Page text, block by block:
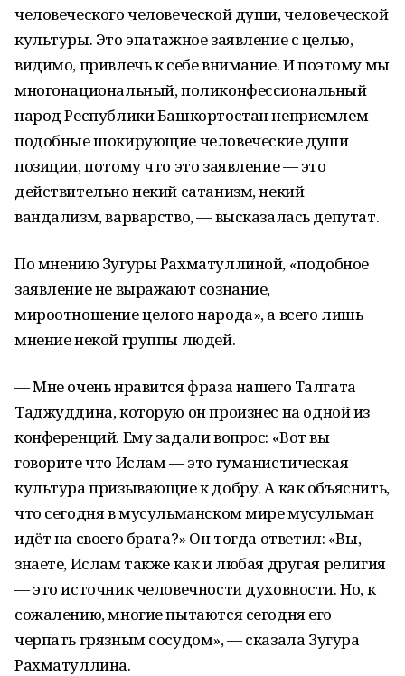
человеческого человеческой души, человеческой
культуры. Это эпатажное заявление сцелью,
видимо, привлечь ксебе внимание. Ипоэтому мы
многонациональный, поликонфессиональный
народ Республики Башкортостан неприемлем
подобные шокирующие человеческие души
позиции, потому что это заявление—это
действительно некий сатанизм, некий
вандализм, варварство,—высказалась депутат.
Помнению Зугуры Рахматуллиной, «подобное
заявление невыражают сознание,
мироотношение целого народа», а всего лишь
мнение некой группы людей.
—Мне очень нравится фраза нашего Талгата
Таджуддина, которую онпроизнес на одной из
конференций. Ему задали вопрос: «Вот вы
говорите что Ислам—это гуманистическая
культура призывающие кдобру. Акак объяснить,
что сегодня вмусульманском мире мусульман
идёт на своего брата?» Онтогда ответил: «Вы,
знаете, Ислам также как илюбая другая религия
—это источник человечности духовности. Но, к
сожалению, многие пытаются сегодня его
черпать грязным сосудом»,—сказала Зугура
Рахматуллина.